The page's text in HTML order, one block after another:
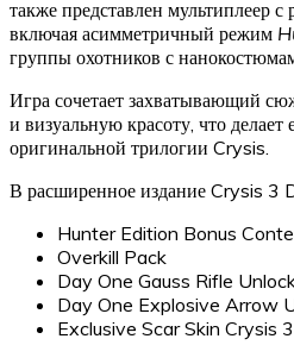
также представлен мультиплеер
включая асимметричный режим
группы охотников с
Игра сочетает захватывающий
и визуальную красоту, что
оригинальной трилогии Crysis.
В расширенное издание Crysis 3
Hunter Edition Bonus
Overkill Pack
Day One Gauss Rifle
Day One Explosive Arrow
Exclusive Scar Skin Crysis 3